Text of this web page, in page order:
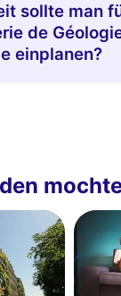
sollte man
de
einplanen?